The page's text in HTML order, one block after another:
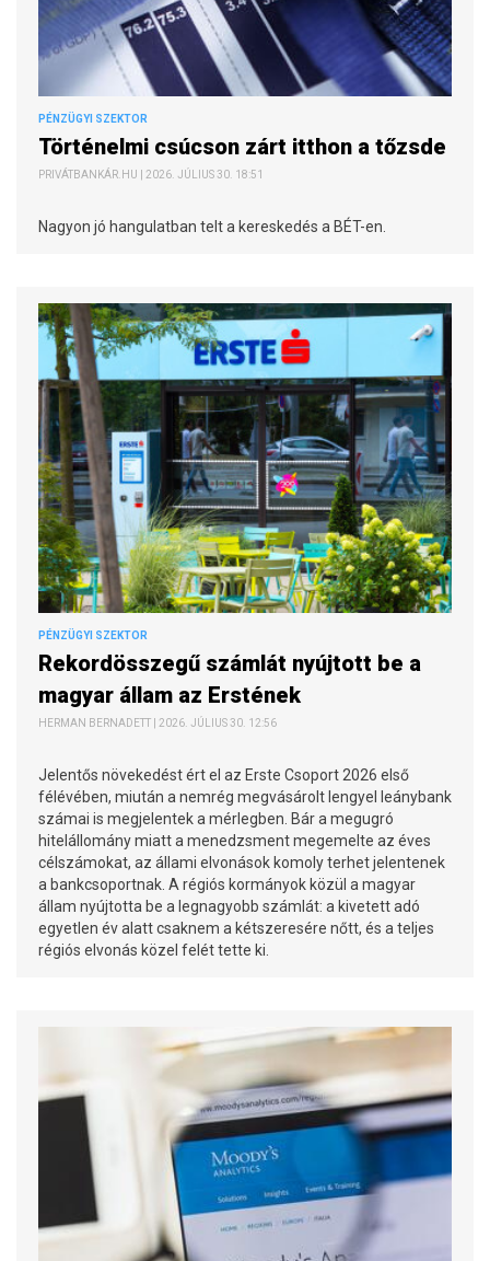
PÉNZÜGYI SZEKTOR
Történelmi csúcson zárt itthon a tőzsde
PRIVÁTBANKÁR.HU | 2026. JÚLIUS 30. 18:51
Nagyon jó hangulatban telt a kereskedés a BÉT-en.
PÉNZÜGYI SZEKTOR
Rekordösszegű számlát nyújtott be a
magyar állam az Erstének
HERMAN BERNADETT | 2026. JÚLIUS 30. 12:56
Jelentős növekedést ért el az Erste Csoport 2026 első
félévében, miután a nemrég megvásárolt lengyel leánybank
számai is megjelentek a mérlegben. Bár a megugró
hitelállomány miatt a menedzsment megemelte az éves
célszámokat, az állami elvonások komoly terhet jelentenek
a bankcsoportnak. A régiós kormányok közül a magyar
állam nyújtotta be a legnagyobb számlát: a kivetett adó
egyetlen év alatt csaknem a kétszeresére nőtt, és a teljes
régiós elvonás közel felét tette ki.